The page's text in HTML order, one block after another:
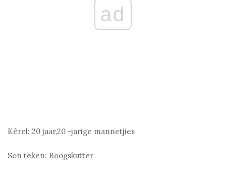
ad
Kêrel: 20 jaar,20 -jarige mannetjies
Son teken: Boogskutter